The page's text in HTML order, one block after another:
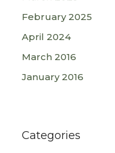
February 2025
April 2024
March 2016
January 2016
Categories